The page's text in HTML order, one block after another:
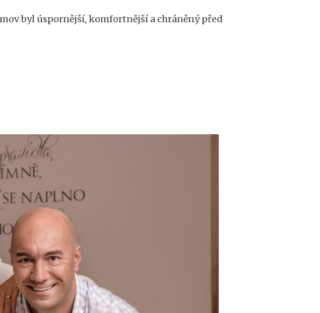
byl úspornější, komfortnější a chráněný před